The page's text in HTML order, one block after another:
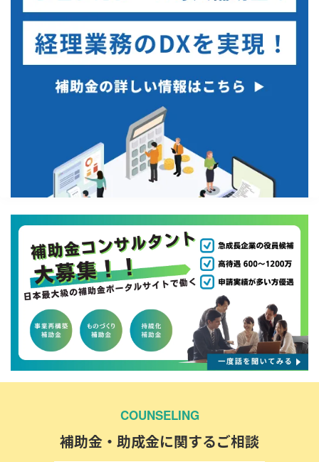
COUNSELING
補助金・助成金に関するご相談